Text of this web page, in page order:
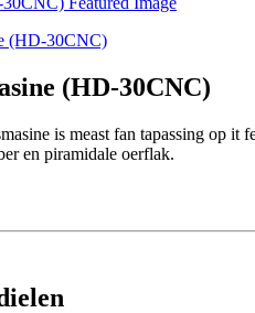
(HD-30CNC)
is meast fan tapassing op
en piramidale oerflak.